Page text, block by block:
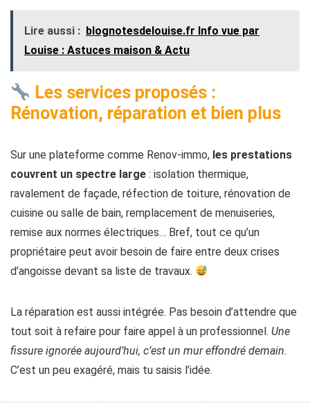
Lire aussi : blognotesdelouise.fr Info vue par
Louise​ : Astuces maison & Actu
Les services proposés :
Rénovation, réparation et bien plus
Sur une plateforme comme Renov-immo, les prestations
couvrent un spectre large : isolation thermique,
ravalement de façade, réfection de toiture, rénovation de
cuisine ou salle de bain, remplacement de menuiseries,
remise aux normes électriques… Bref, tout ce qu’un
propriétaire peut avoir besoin de faire entre deux crises
d’angoisse devant sa liste de travaux.
La réparation est aussi intégrée. Pas besoin d’attendre que
tout soit à refaire pour faire appel à un professionnel. Une
fissure ignorée aujourd’hui, c’est un mur effondré demain.
C’est un peu exagéré, mais tu saisis l’idée.